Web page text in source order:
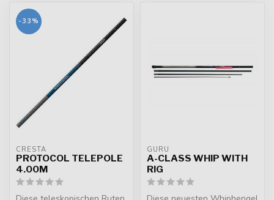
-33%
CRESTA
PROTOCOL TELEPOLE
4.00M
GURU
A-CLASS WHIP WITH
RIG